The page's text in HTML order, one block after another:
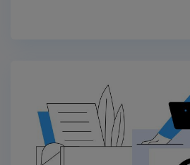
Önöket!Köszönjük a
Üdvözlettel,Budapesti